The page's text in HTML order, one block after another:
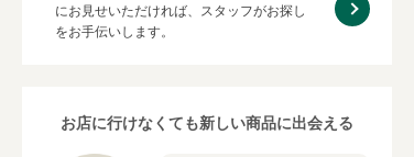
にお見せいただければ、スタッフがお探し
をお手伝いします。
お店に行けなくても新しい商品に出会える